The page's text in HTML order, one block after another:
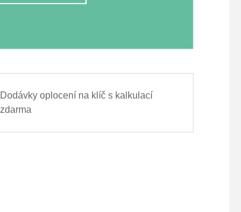
Dodávky oplocení na klíč s kalkulací
zdarma